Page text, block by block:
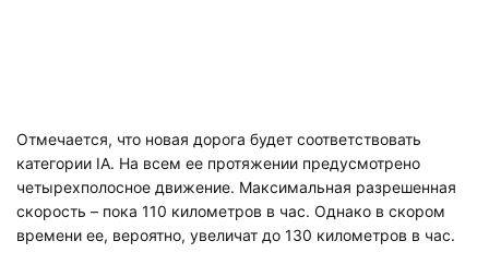
Отмечается, что новая дорога будет соответствовать
категории IА. На всем ее протяжении предусмотрено
четырехполосное движение. Максимальная разрешенная
скорость – пока 110 километров в час. Однако в скором
времени ее, вероятно, увеличат до 130 километров в час.